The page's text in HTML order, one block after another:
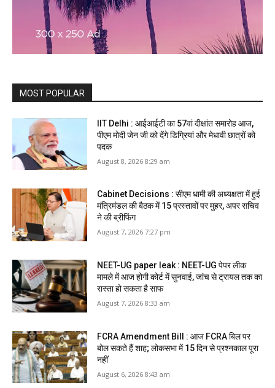
MOST POPULAR
IIT Delhi : आईआईटी का 57वां दीक्षांत समारोह आज,
पीएम मोदी जेन जी को देंगे डिग्रियां और मेधावी छात्रों को
पदक
August 8, 2026 8:29 am
Cabinet Decisions : सीएम धामी की अध्यक्षता में हुई
मंत्रिमंडल की बैठक में 15 प्रस्तावों पर मुहर, अपर सचिव
ने की ब्रीफिंग
August 7, 2026 7:27 pm
NEET-UG paper leak : NEET-UG पेपर लीक
मामले में आज होगी कोर्ट में सुनवाई, जांच से ट्रायल तक का
रास्ता हो सकता है साफ
August 7, 2026 8:33 am
FCRA Amendment Bill : आज FCRA बिल पर
बोल सकते हैं शाह; लोकसभा में 15 दिन से प्रश्नकाल पूरा
नहीं
August 6, 2026 8:43 am